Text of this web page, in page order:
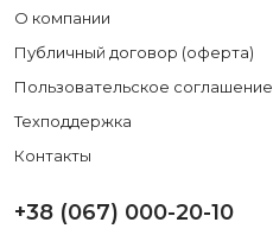
О компании
Публичный договор (оферта)
Пользовательское соглашение
Техподдержка
Контакты
+38 (067) 000-20-10